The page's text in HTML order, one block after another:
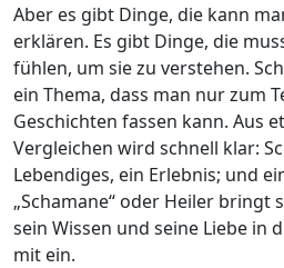
Aber es gibt Dinge, die kann
erklären. Es gibt Dinge, die
fühlen, um sie zu verstehen.
ein Thema, dass man nur zum
Geschichten fassen kann. Aus
Vergleichen wird schnell klar:
Lebendiges, ein Erlebnis; und
„Schamane“ oder Heiler bringt
sein Wissen und seine Liebe in
mit ein.